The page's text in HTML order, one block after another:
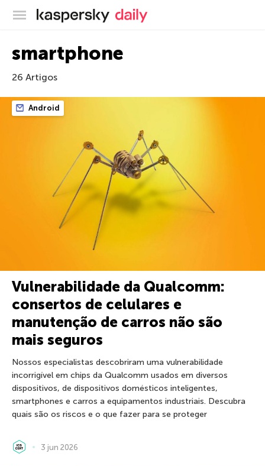
Blog oficial da Kaspersky
smartphone
26 Artigos
Android
Vulnerabilidade da Qualcomm:
consertos de celulares e
manutenção de carros não são
mais seguros
Nossos especialistas descobriram uma vulnerabilidade
incorrigível em chips da Qualcomm usados em diversos
dispositivos, de dispositivos domésticos inteligentes,
smartphones e carros a equipamentos industriais. Descubra
quais são os riscos e o que fazer para se proteger
3 jun 2026